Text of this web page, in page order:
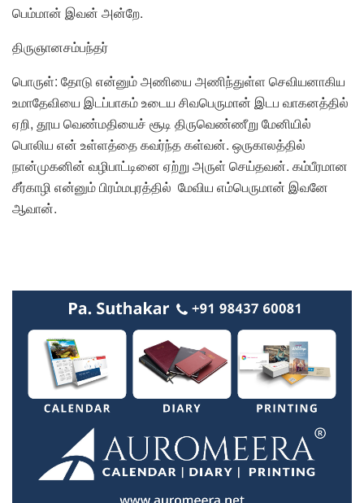
பெம்மான் இவன் அன்றே.
திருஞானசம்பந்தர்
பொருள்: தோடு என்னும் அணியை அணிந்துள்ள செவியனாகிய
உமாதேவியை இடப்பாகம் உடைய சிவபெருமான் இடப வாகனத்தில்
ஏறி, தூய வெண்மதியைச் சூடி திருவெண்ணீறு மேனியில்
பொலிய என் உள்ளத்தை கவர்ந்த கள்வன். ஒருகாலத்தில்
நான்முகனின் வழிபாட்டினை ஏற்று அருள் செய்தவன். கம்பீரமான
சீர்காழி என்னும் பிரம்மபுரத்தில் மேவிய எம்பெருமான் இவனே
ஆவான்.